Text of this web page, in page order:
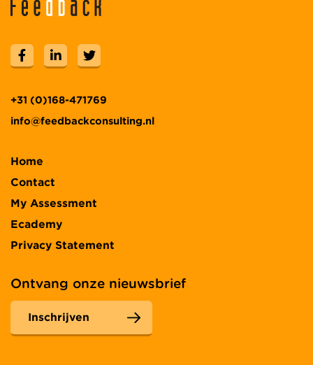
+31 (0)168-471769
info@feedbackconsulting.nl
Home
Contact
My Assessment
Ecademy
Privacy Statement
Ontvang onze nieuwsbrief
Inschrijven